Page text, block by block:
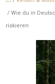
/ Wie du in
riskieren